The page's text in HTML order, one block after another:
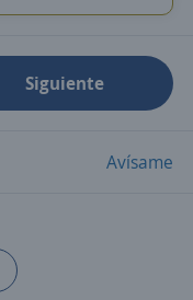
Siguiente
Avísame